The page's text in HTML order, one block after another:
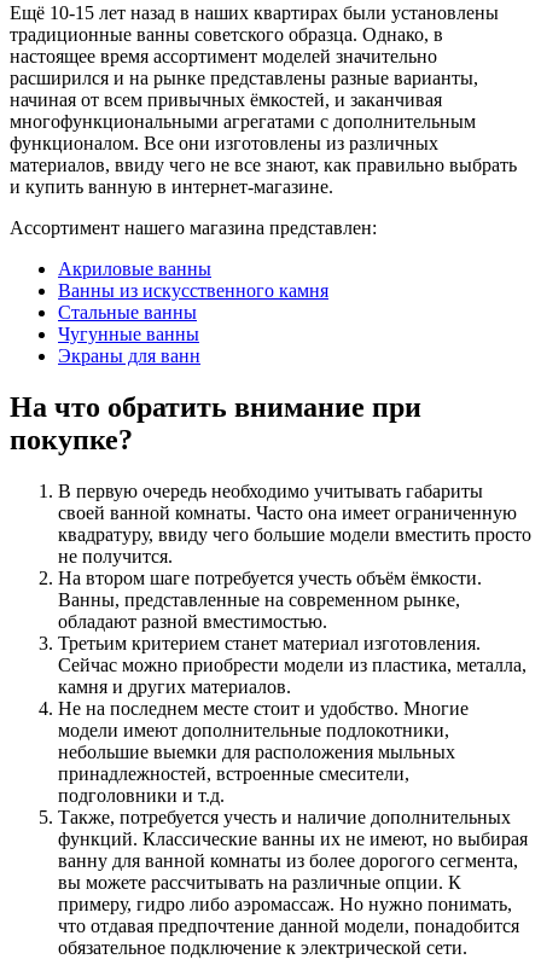
Ещё 10-15 лет назад в наших квартирах были установлены
традиционные ванны советского образца. Однако, в
настоящее время ассортимент моделей значительно
расширился и на рынке представлены разные варианты,
начиная от всем привычных ёмкостей, и заканчивая
многофункциональными агрегатами с дополнительным
функционалом. Все они изготовлены из различных
материалов, ввиду чего не все знают, как правильно выбрать
и купить ванную в интернет-магазине.
Ассортимент нашего магазина представлен:
Акриловые ванны
Ванны из искусственного камня
Стальные ванны
Чугунные ванны
Экраны для ванн
На что обратить внимание при
покупке?
В первую очередь необходимо учитывать габариты
своей ванной комнаты. Часто она имеет ограниченную
квадратуру, ввиду чего большие модели вместить просто
не получится.
На втором шаге потребуется учесть объём ёмкости.
Ванны, представленные на современном рынке,
обладают разной вместимостью.
Третьим критерием станет материал изготовления.
Сейчас можно приобрести модели из пластика, металла,
камня и других материалов.
Не на последнем месте стоит и удобство. Многие
модели имеют дополнительные подлокотники,
небольшие выемки для расположения мыльных
принадлежностей, встроенные смесители,
подголовники и т.д.
Также, потребуется учесть и наличие дополнительных
функций. Классические ванны их не имеют, но выбирая
ванну для ванной комнаты из более дорогого сегмента,
вы можете рассчитывать на различные опции. К
примеру, гидро либо аэромассаж. Но нужно понимать,
что отдавая предпочтение данной модели, понадобится
обязательное подключение к электрической сети.